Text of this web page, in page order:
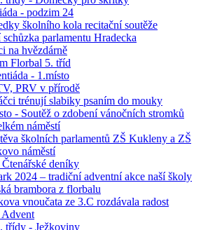
- podzim 24
školního kola recitační soutěže
parlamentu Hradecka
na hvězdárně
Florbal 5. tříd
- 1.místo
PRV v přírodě
trénují slabiky psaním do mouky
- Soutěž o zdobení vánočních stromků
náměstí
školních parlamentů ZŠ Kukleny a ZŠ
náměstí
deníky
2024 – tradiční adventní akce naší školy
brambora z florbalu
vnoučata ze 3.C rozdávala radost
třídy - Ježkoviny